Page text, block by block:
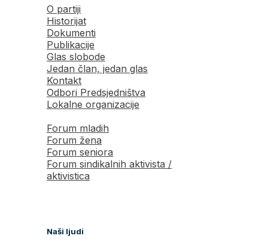
O partiji
Historijat
Dokumenti
Publikacije
Glas slobode
Jedan član, jedan glas
Kontakt
Odbori Predsjedništva
Lokalne organizacije
Forum mladih
Forum žena
Forum seniora
Forum sindikalnih aktivista /
aktivistica
Naši ljudi